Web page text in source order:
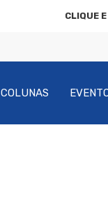
CLIQUE E
COLUNAS